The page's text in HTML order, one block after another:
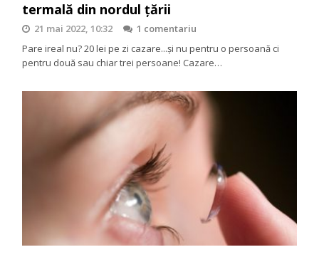
termală din nordul țării
21 mai 2022, 10:32
1 comentariu
Pare ireal nu? 20 lei pe zi cazare...și nu pentru o persoană ci
pentru două sau chiar trei persoane! Cazare…